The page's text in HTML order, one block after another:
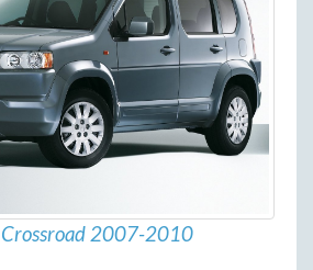
2007-2010